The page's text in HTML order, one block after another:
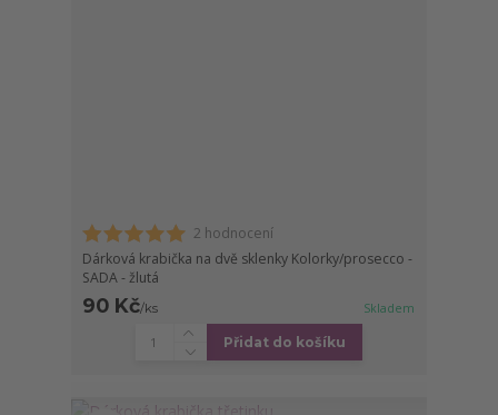
2 hodnocení
Dárková krabička na dvě sklenky Kolorky/prosecco -
SADA - žlutá
90 Kč/ks Skladem
Přidat do košíku